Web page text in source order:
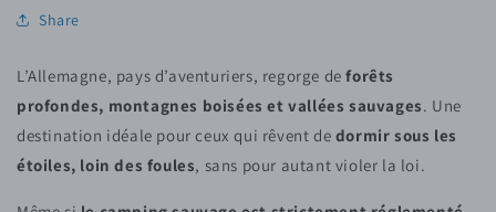
Share
L’Allemagne, pays d’aventuriers, regorge deforêts
profondes, montagnes boisées et vallées sauvages. Une
destination idéale pour ceux qui rêvent de dormir sous les
étoiles, loin des foules, sans pour autant violer la loi.